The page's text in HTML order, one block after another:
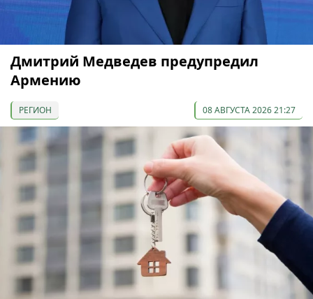
Дмитрий Медведев предупредил
Армению
РЕГИОН 08 АВГУСТА 2026 21:27